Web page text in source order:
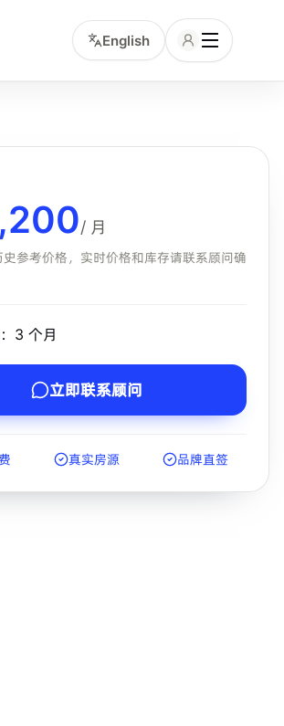
English
岛顾问可协助确认该房型是否仍有库
/ 月
史参考价格，实时价格和库存请联系顾问确
3 个月
立即联系顾问
真实房源 品牌直签